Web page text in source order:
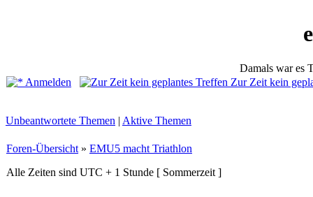
Damals war es
Anmelden
Zur Zeit kein
Unbeantwortete Themen | Aktive Themen
Foren-Übersicht » EMU5 macht Triathlon
Alle Zeiten sind UTC + 1 Stunde [ Sommerzeit ]